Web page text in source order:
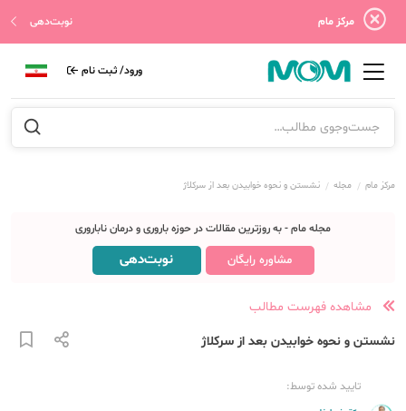
مرکز مام نوبت‌دهی
ورود/ ثبت نام
مرکز مام مجله نشستن و نحوه خوابیدن بعد از سرکلاژ
مجله مام - به روزترین مقالات در حوزه باروری و درمان ناباروری
مشاوره رایگان نوبت‌دهی
مشاهده فهرست مطالب
نشستن و نحوه خوابیدن بعد از سرکلاژ
تایید شده توسط: